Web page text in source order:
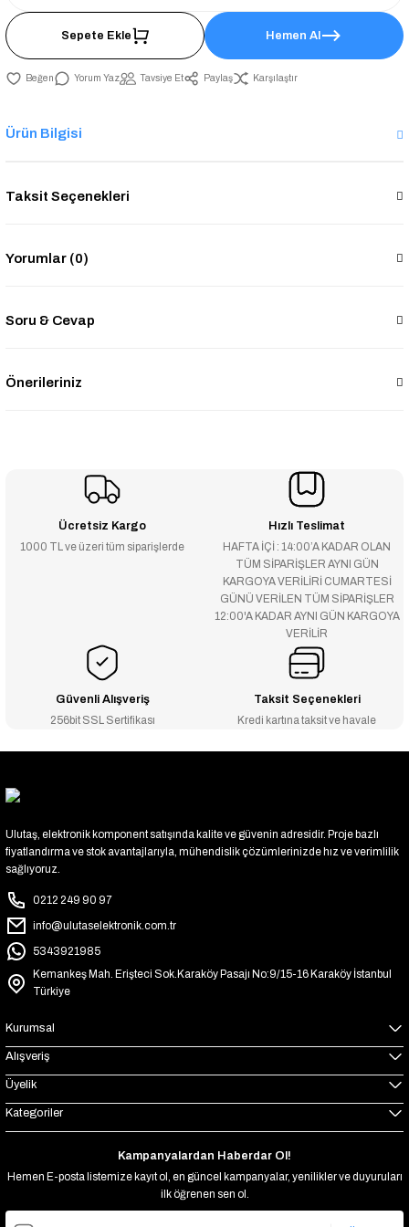
Sepete Ekle Hemen Al
Yorum Yaz Tavsiye Et Paylaş Karşılaştır
Ürün Bilgisi
Taksit Seçenekleri
Yorumlar (0)
Soru & Cevap
Önerileriniz
Ücretsiz Kargo
1000 TL ve üzeri tüm siparişlerde
Hızlı Teslimat
HAFTA İÇİ : 14:00’A KADAR OLAN
TÜM SİPARİŞLER AYNI GÜN
KARGOYA VERİLİRİ CUMARTESİ
GÜNÜ VERİLEN TÜM SİPARİŞLER
12:00'A KADAR AYNI GÜN KARGOYA
VERİLİR
Güvenli Alışveriş
256bit SSL Sertifikası
Taksit Seçenekleri
Kredi kartına taksit ve havale
Ulutaş, elektronik komponent satışında kalite ve güvenin adresidir. Proje bazlı
fiyatlandırma ve stok avantajlarıyla, mühendislik çözümlerinizde hız ve verimlilik
sağlıyoruz.
0212 249 90 97
info@ulutaselektronik.com.tr
5343921985
Kemankeş Mah. Erişteci Sok.Karaköy Pasajı No:9/15-16 Karaköy İstanbul
Türkiye
Kurumsal
Alışveriş
Üyelik
Kategoriler
Kampanyalardan Haberdar Ol!
Hemen E-posta listemize kayıt ol, en güncel kampanyalar, yenilikler ve duyuruları
ilk öğrenen sen ol.